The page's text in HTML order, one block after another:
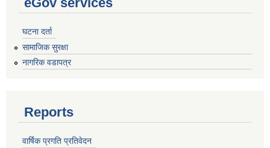
घटना दर्ता
सामाजिक सुरक्षा
नागरिक वडापत्र
Reports
वार्षिक प्रगति प्रतिवेदन